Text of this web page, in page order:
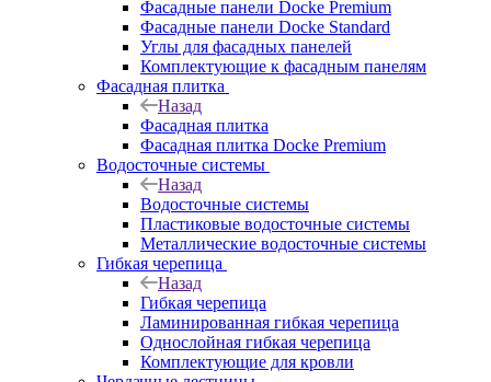
Фасадные панели Docke Premium
Фасадные панели Docke Standard
Углы для фасадных панелей
Комплектующие к фасадным панелям
Фасадная плитка
Назад
Фасадная плитка
Фасадная плитка Docke Premium
Водосточные системы
Назад
Водосточные системы
Пластиковые водосточные системы
Металлические водосточные системы
Гибкая черепица
Назад
Гибкая черепица
Ламинированная гибкая черепица
Однослойная гибкая черепица
Комплектующие для кровли